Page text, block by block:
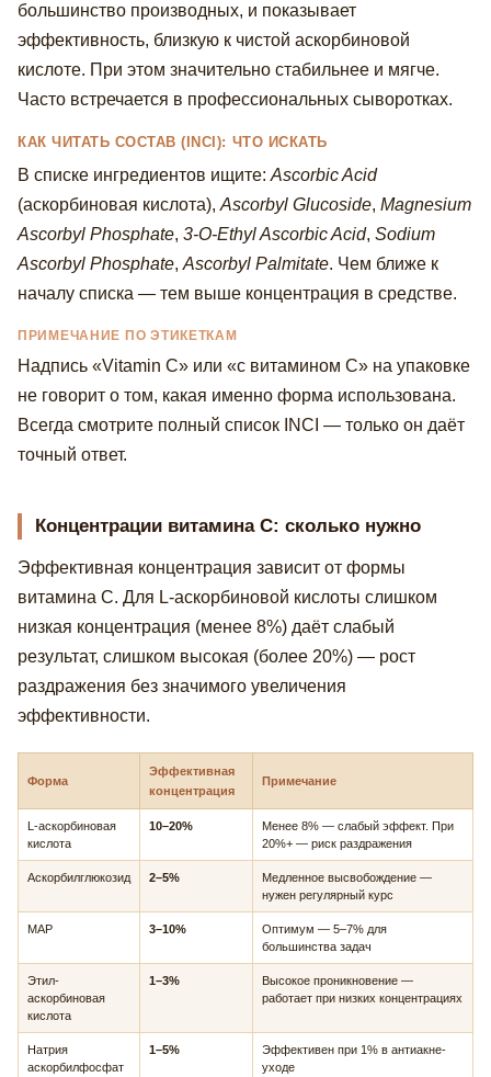
большинство производных, и показывает
эффективность, близкую к чистой аскорбиновой
кислоте. При этом значительно стабильнее и мягче.
Часто встречается в профессиональных сыворотках.
КАК ЧИТАТЬ СОСТАВ (INCI): ЧТО ИСКАТЬ
В списке ингредиентов ищите: Ascorbic Acid
(аскорбиновая кислота), Ascorbyl Glucoside, Magnesium
Ascorbyl Phosphate, 3-O-Ethyl Ascorbic Acid, Sodium
Ascorbyl Phosphate, Ascorbyl Palmitate. Чем ближе к
началу списка — тем выше концентрация в средстве.
ПРИМЕЧАНИЕ ПО ЭТИКЕТКАМ
Надпись «Vitamin C» или «с витамином С» на упаковке
не говорит о том, какая именно форма использована.
Всегда смотрите полный список INCI — только он даёт
точный ответ.
Концентрации витамина С: сколько нужно
Эффективная концентрация зависит от формы
витамина С. Для L-аскорбиновой кислоты слишком
низкая концентрация (менее 8%) даёт слабый
результат, слишком высокая (более 20%) — рост
раздражения без значимого увеличения
эффективности.
Форма
Эффективная
концентрация
Примечание
L-аскорбиновая
кислота
10–20%
Менее 8% — слабый эффект. При
20%+ — риск раздражения
Аскорбилглюкозид 2–5%
Медленное высвобождение —
нужен регулярный курс
MAP 3–10%
Оптимум — 5–7% для
большинства задач
Этил-
аскорбиновая
кислота
1–3%
Высокое проникновение —
работает при низких концентрациях
Натрия
аскорбилфосфат
1–5%
Эффективен при 1% в антиакне-
уходе